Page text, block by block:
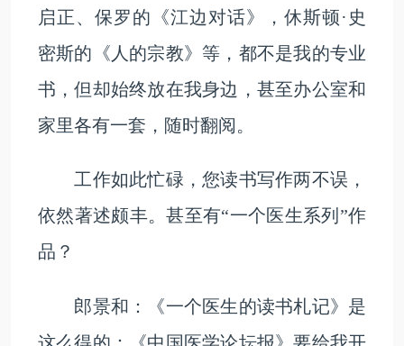
启正、保罗的《江边对话》，休斯顿·史
密斯的《人的宗教》等，都不是我的专业
书，但却始终放在我身边，甚至办公室和
家里各有一套，随时翻阅。
工作如此忙碌，您读书写作两不误，
依然著述颇丰。甚至有“一个医生系列”作
品？
郎景和：《一个医生的读书札记》是